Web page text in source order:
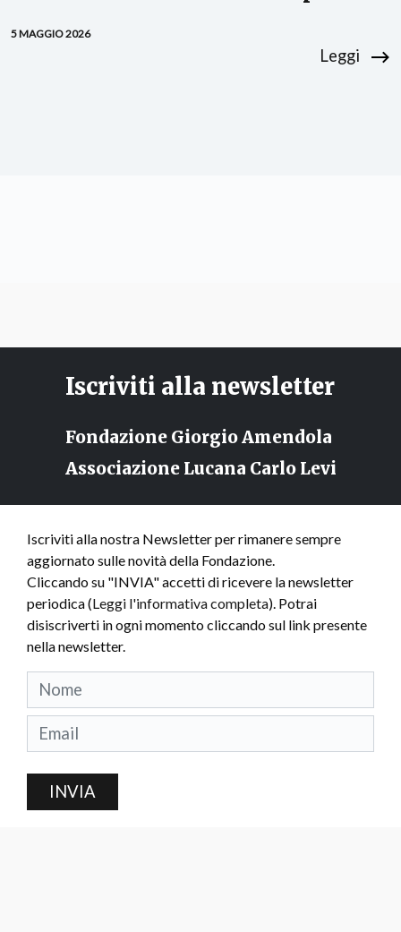
5 MAGGIO 2026
Leggi
Iscriviti alla newsletter
Fondazione Giorgio Amendola
Associazione Lucana Carlo Levi
Iscriviti alla nostra Newsletter per rimanere sempre
aggiornato sulle novità della Fondazione.
Cliccando su "INVIA" accetti di ricevere la newsletter
periodica (Leggi l'informativa completa). Potrai
disiscriverti in ogni momento cliccando sul link presente
nella newsletter.
INVIA